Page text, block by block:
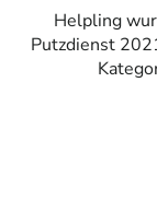
Helpling
Putzdienst